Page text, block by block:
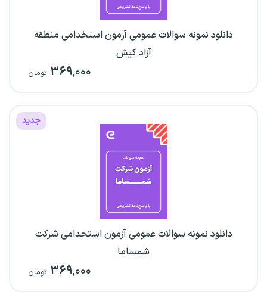
دانلود نمونه سوالات عمومی آزمون استخدامی منطقه
آزاد کیش
۳۶۹,۰۰۰ تومان
جدید
دانلود نمونه سوالات عمومی آزمون استخدامی شرکت
شمساما
۳۶۹,۰۰۰ تومان